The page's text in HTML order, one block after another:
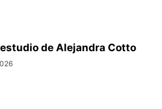
de Alejandra Cotto